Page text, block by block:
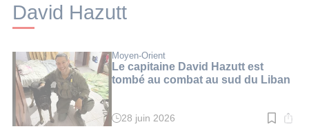
David Hazutt
Moyen-Orient
Le capitaine David Hazutt est
tombé au combat au sud du Liban
Temps
28 juin 2026